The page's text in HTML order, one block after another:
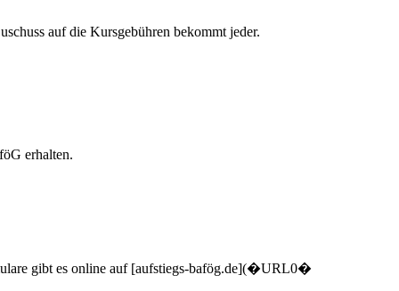
auf die Kursgebühren bekommt jeder.
erhalten.
gibt es online auf [aufstiegs-bafög.de](�URL0�